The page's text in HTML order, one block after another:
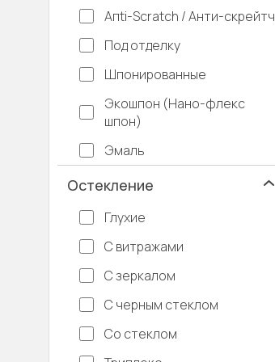
Апti-Sсrаtсh / Анти-скрейтч
Под отделку
Шпонированные
Экошпон (Нано-флекс
шпон)
Эмаль
Остекление
Глухие
С витражами
С зеркалом
С черным стеклом
Со стеклом